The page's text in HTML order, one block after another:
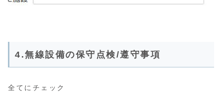
4.無線設備の保守点検/遵守事項
全てにチェック